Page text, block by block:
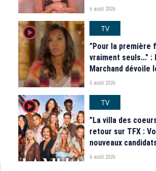
"Secret Story" 2026
6 août 2026
player2
TV
"Pour la première
vraiment seuls…" :
Marchand dévoile
nouveautés des
2026
5 août 2026
player2
TV
"La villa des
retour sur TFX :
nouveaux
saison 2026
6 août 2026